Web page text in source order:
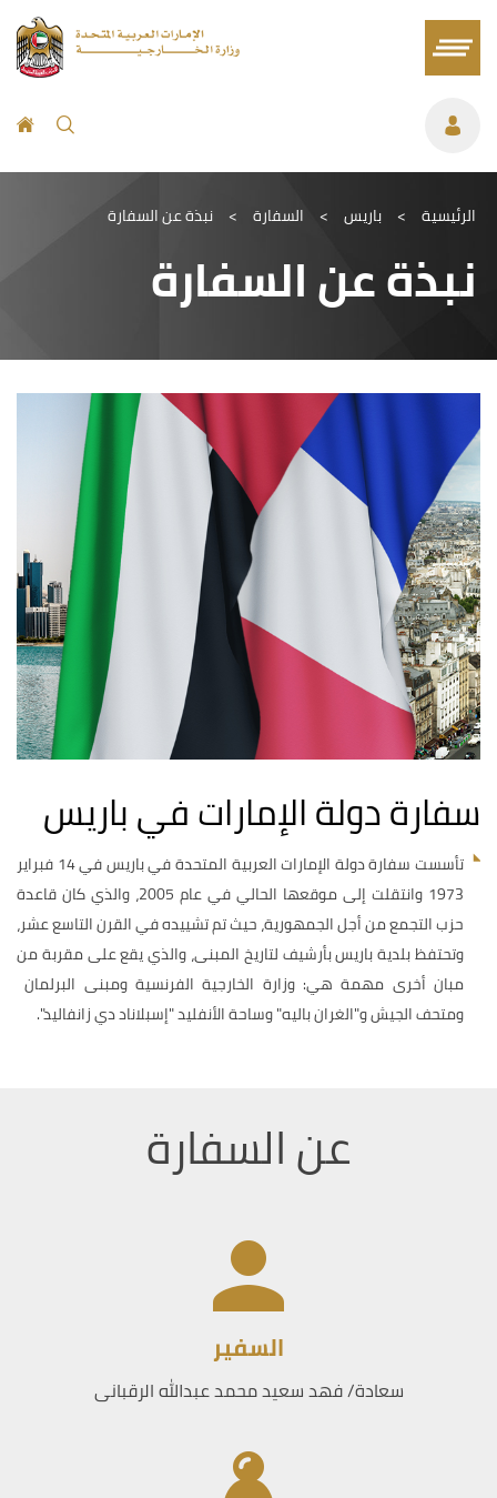
الرئيسية > باريس > السفارة > نبذة عن السفارة
نبذة عن السفارة
سفارة دولة الإمارات في باريس
تأسست سفارة دولة الإمارات العربية المتحدة في باريس في 14 فبراير
1973 وانتقلت إلى موقعها الحالي في عام 2005، والذي كان قاعدة
حزب التجمع من أجل الجمهورية، حيث تم تشييده في القرن التاسع عشر،
وتحتفظ بلدية باريس بأرشيف لتاريخ المبنى، والذي يقع على مقربة من
مبان أخرى مهمة هي: وزارة الخارجية الفرنسية ومبنى البرلمان
ومتحف الجيش و"الغران باليه" وساحة الأنفليد "إسبلاناد دي زانفاليد".
عن السفارة
السفير
سعادة/ فهد سعيد محمد عبدالله الرقبانى